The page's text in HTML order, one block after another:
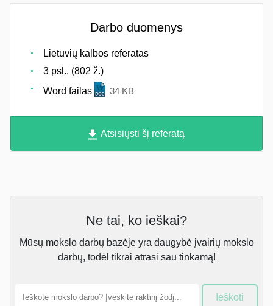
Darbo duomenys
Lietuvių kalbos referatas
3 psl., (802 ž.)
Word failas
34 KB
Atsisiųsti šį referatą
Ne tai, ko ieškai?
Mūsų mokslo darbų bazėje yra daugybė įvairių mokslo
darbų, todėl tikrai atrasi sau tinkamą!
Ieškoti